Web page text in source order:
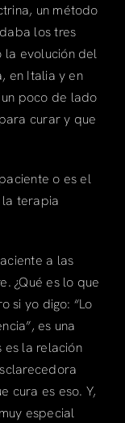
un método
los tres
la evolución del
en Italia y en
poco de lado
curar y que
o es el
la terapia
a las
¿Qué es lo que
si yo digo: “Lo
es una
es la relación
cura es eso. Y,
especial